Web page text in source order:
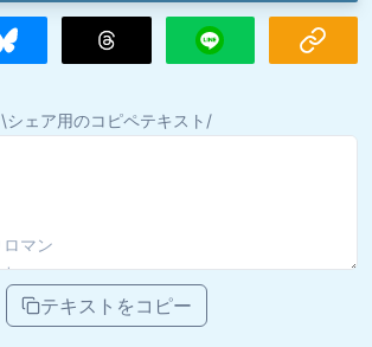
\シェア用のコピペテキスト/
テキストをコピー